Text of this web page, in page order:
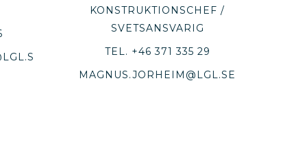
KONSTRUKTIONSCHEF /
SVETSANSVARIG
TEL. +46 371 335 29
MAGNUS.JORHEIM@LGL.SE